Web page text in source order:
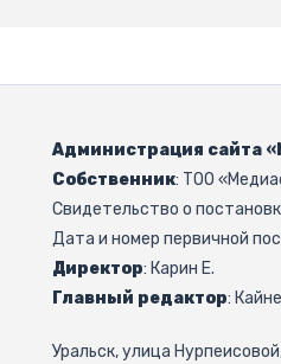
Администрация сайта
Собственник: ТОО
Свидетельство о
Дата и номер первичной
Директор: Карин Е.
Главный редактор:
Уральск, улица